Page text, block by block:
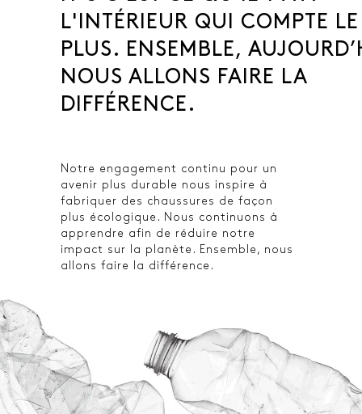
L'INTÉRIEUR QUI COMPTE LE
PLUS. ENSEMBLE,
NOUS ALLONS FAIRE LA
DIFFÉRENCE.
Notre engagement continu pour un
avenir plus durable nous inspire à
fabriquer des chaussures de façon
plus écologique. Nous continuons à
apprendre afin de réduire notre
impact sur la planète. Ensemble, nous
allons faire la différence.